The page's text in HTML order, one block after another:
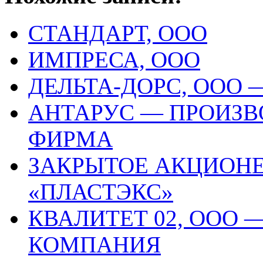
СТАНДАРТ, ООО
ИМПРЕСА, ООО
ДЕЛЬТА-ДОРС, ООО
АНТАРУС —
ФИРМА
ЗАКРЫТОЕ
«ПЛАСТЭКС»
КВАЛИТЕТ 02, ООО
КОМПАНИЯ